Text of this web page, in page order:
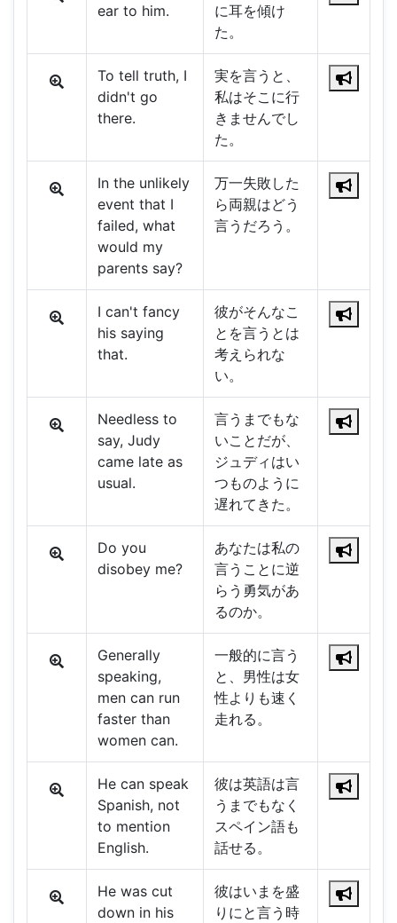
ear to him.
に耳を傾け
た。
To tell truth, I
didn't go
there.
実を言うと、
私はそこに行
きませんでし
た。
In the unlikely
event that I
failed, what
would my
parents say?
万一失敗した
ら両親はどう
言うだろう。
I can't fancy
his saying
that.
彼がそんなこ
とを言うとは
考えられな
い。
Needless to
say, Judy
came late as
usual.
言うまでもな
いことだが、
ジュディはい
つものように
遅れてきた。
Do you
disobey me?
あなたは私の
言うことに逆
らう勇気があ
るのか。
Generally
speaking,
men can run
faster than
women can.
一般的に言う
と、男性は女
性よりも速く
走れる。
He can speak
Spanish, not
to mention
English.
彼は英語は言
うまでもなく
スペイン語も
話せる。
He was cut
down in his
彼はいまを盛
りにと言う時